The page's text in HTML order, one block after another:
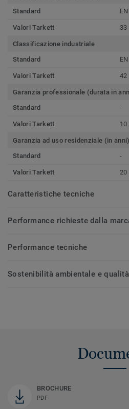
Standard
Valori Tarkett
Classificazione industriale
Standard
Valori Tarkett 42
Garanzia professionale (durata in
Standard
-
Valori Tarkett 10
Garanzia ad uso residenziale (in anni)
Standard
-
Valori Tarkett 20
Caratteristiche tecniche
Performance richieste dalla
Performance tecniche
Sostenibilità ambientale e
BROCHURE
PDF